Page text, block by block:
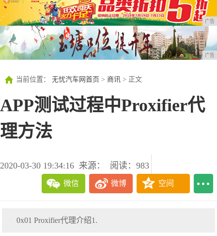
广告
广告
当前位置： 无忧汽车网首页 > 商讯 > 正文
APP测试过程中Proxifier代
理方法
2020-03-30 19:34:16 来源： 阅读：983
微信 微博 空间
0x01 Proxifier代理介绍1.